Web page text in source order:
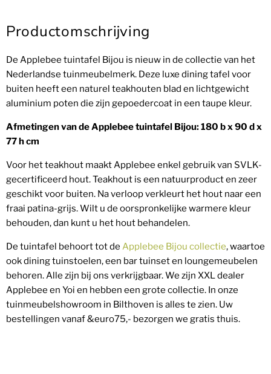
Productomschrijving
De Applebee tuintafel Bijou is nieuw in de collectie van het
Nederlandse tuinmeubelmerk. Deze luxe dining tafel voor
buiten heeft een naturel teakhouten blad en lichtgewicht
aluminium poten die zijn gepoedercoat in een taupe kleur.
Afmetingen van de Applebee tuintafel Bijou: 180 b x 90 d x
77 h cm
Voor het teakhout maakt Applebee enkel gebruik van SVLK-
gecertificeerd hout. Teakhout is een natuurproduct en zeer
geschikt voor buiten. Na verloop verkleurt het hout naar een
fraai patina-grijs. Wilt u de oorspronkelijke warmere kleur
behouden, dan kunt u het hout behandelen.
De tuintafel behoort tot de Applebee Bijou collectie, waartoe
ook dining tuinstoelen, een bar tuinset en loungemeubelen
behoren. Alle zijn bij ons verkrijgbaar. We zijn XXL dealer
Applebee en Yoi en hebben een grote collectie. In onze
tuinmeubelshowroom in Bilthoven is alles te zien. Uw
bestellingen vanaf &euro75,- bezorgen we gratis thuis.